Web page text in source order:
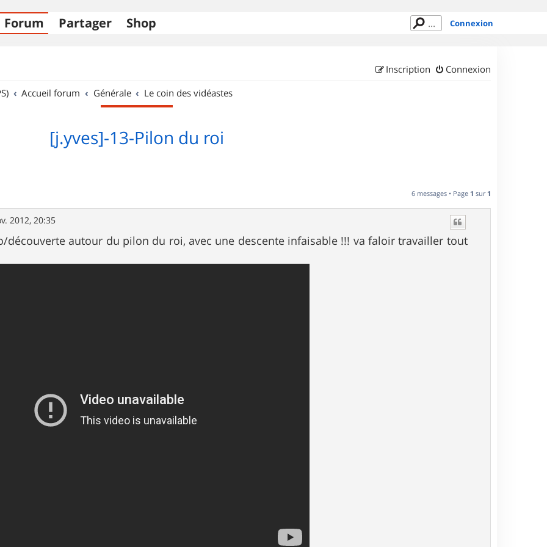
Forum Partager Shop Connexion
Connexion
Inscription
Accueil forum Générale Le coin des vidéastes
[j.yves]-13-Pilon du roi
6 messages • Page 1 sur 1
2012, 20:35
découverte autour du pilon du roi, avec une descente infaisable !!! va faloir travailler tout